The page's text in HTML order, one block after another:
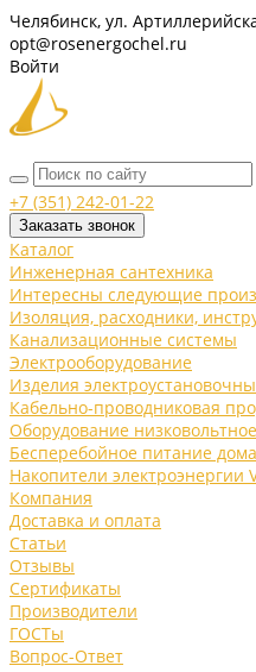
Челябинск, ул.
opt@rosenergochel.ru
Войти
+7 (351) 242-01-22
Заказать звонок
Каталог
Инженерная сантехника
Интересны следующие
Изоляция, расходники,
Канализационные системы
Электрооборудование
Изделия
Кабельно-проводниковая
Оборудование низковольтное
Бесперебойное питание дома
Накопители электроэнергии
Компания
Доставка и оплата
Статьи
Отзывы
Сертификаты
Производители
ГОСТы
Вопрос-Ответ